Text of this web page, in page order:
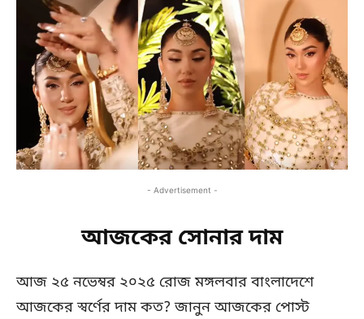
- Advertisement -
আজকের সোনার দাম
আজ ২৫ নভেম্বর ২০২৫ রোজ মঙ্গলবার বাংলাদেশে
আজকের স্বর্ণের দাম কত? জানুন আজকের পোস্ট